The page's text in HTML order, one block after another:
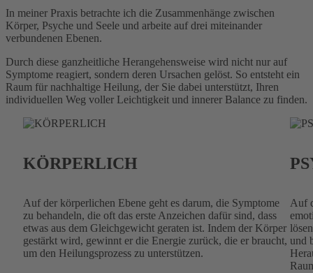
In meiner Praxis betrachte ich die Zusammenhänge zwischen
Körper, Psyche und Seele und arbeite auf drei miteinander
verbundenen Ebenen.
Durch diese ganzheitliche Herangehensweise wird nicht nur auf
Symptome reagiert, sondern deren Ursachen gelöst. So entsteht ein
Raum für nachhaltige Heilung, der Sie dabei unterstützt, Ihren
individuellen Weg voller Leichtigkeit und innerer Balance zu finden.
KÖRPERLICH
Auf der körperlichen Ebene geht es darum, die Symptome
zu behandeln, die oft das erste Anzeichen dafür sind, dass
etwas aus dem Gleichgewicht geraten ist. Indem der Körper
gestärkt wird, gewinnt er die Energie zurück, die er braucht,
um den Heilungsprozess zu unterstützen.
Auf
und